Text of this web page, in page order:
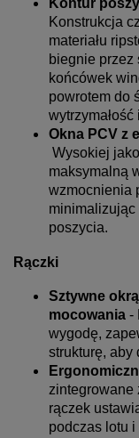
Konstrukcja
materiału
biegnie przez
końcówek
powrotem do
wytrzymałość
Okna PCV z
Wysokiej
maksymalną
wzmocnienia
minimalizując
poszycia.
Rączki
Sztywne
mocowania -
wygodę,
strukturę, aby
zintegrowane
rączek
podczas lotu